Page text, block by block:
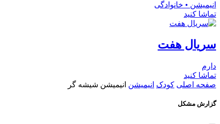
انیمیشن • خانوادگی
تماشا کنید
سریال هفت
دارم
تماشا کنید
صفحه اصلی کودک انیمیشن انیمیشن شیشه گر
گزارش مشکل